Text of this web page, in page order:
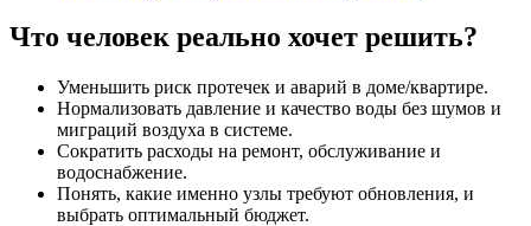
Что человек реально хочет решить?
Уменьшить риск протечек и аварий в доме/квартире.
Нормализовать давление и качество воды без шумов и
миграций воздуха в системе.
Сократить расходы на ремонт, обслуживание и
водоснабжение.
Понять, какие именно узлы требуют обновления, и
выбрать оптимальный бюджет.